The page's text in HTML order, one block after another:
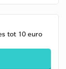
tot 10 euro